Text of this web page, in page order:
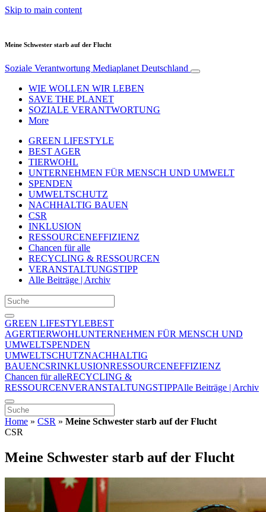
Skip to main content
Meine Schwester starb auf der Flucht
Soziale Verantwortung Mediaplanet Deutschland
WIE WOLLEN WIR LEBEN
SAVE THE PLANET
SOZIALE VERANTWORTUNG
More
GREEN LIFESTYLE
BEST AGER
TIERWOHL
UNTERNEHMEN FÜR MENSCH UND UMWELT
SPENDEN
UMWELTSCHUTZ
NACHHALTIG BAUEN
CSR
INKLUSION
RESSOURCENEFFIZIENZ
Chancen für alle
RECYCLING & RESSOURCEN
VERANSTALTUNGSTIPP
Alle Beiträge | Archiv
GREEN LIFESTYLEBEST
AGERTIERWOHLUNTERNEHMEN FÜR MENSCH UND
UMWELTSPENDEN
UMWELTSCHUTZNACHHALTIG
BAUENCSRINKLUSIONRESSOURCENEFFIZIENZ
Chancen für alleRECYCLING &
RESSOURCENVERANSTALTUNGSTIPPAlle Beiträge | Archiv
Home » CSR » Meine Schwester starb auf der Flucht
CSR
Meine Schwester starb auf der Flucht